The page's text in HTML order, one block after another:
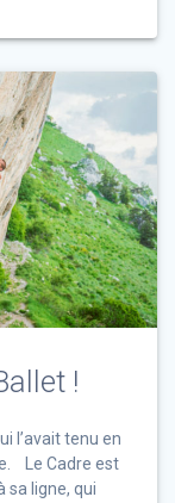
!
l’avait tenu en
Le Cadre est
sa ligne, qui